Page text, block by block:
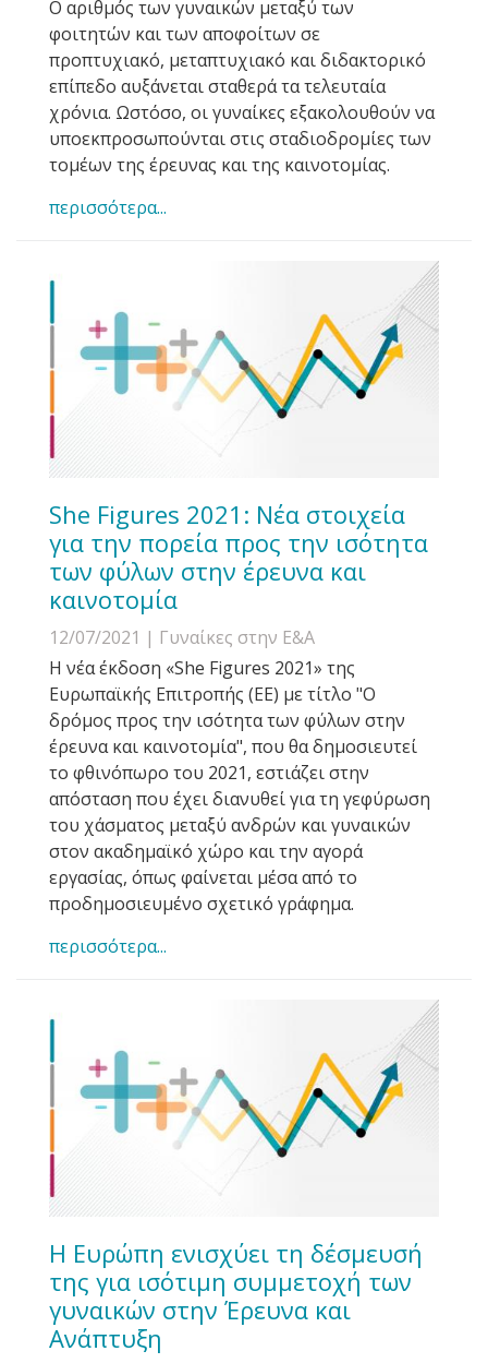
Ο αριθμός των γυναικών μεταξύ των
φοιτητών και των αποφοίτων σε
προπτυχιακό, μεταπτυχιακό και διδακτορικό
επίπεδο αυξάνεται σταθερά τα τελευταία
χρόνια. Ωστόσο, οι γυναίκες εξακολουθούν να
υποεκπροσωπούνται στις σταδιοδρομίες των
τομέων της έρευνας και της καινοτομίας.
περισσότερα...
She Figures 2021: Νέα στοιχεία
για την πορεία προς την ισότητα
των φύλων στην έρευνα και
καινοτομία
12/07/2021 | Γυναίκες στην Ε&Α
H νέα έκδοση «She Figures 2021» της
Ευρωπαϊκής Επιτροπής (ΕΕ) με τίτλο "Ο
δρόμος προς την ισότητα των φύλων στην
έρευνα και καινοτομία", που θα δημοσιευτεί
το φθινόπωρο του 2021, εστιάζει στην
απόσταση που έχει διανυθεί για τη γεφύρωση
του χάσματος μεταξύ ανδρών και γυναικών
στον ακαδημαϊκό χώρο και την αγορά
εργασίας, όπως φαίνεται μέσα από το
προδημοσιευμένο σχετικό γράφημα.
περισσότερα...
Η Ευρώπη ενισχύει τη δέσμευσή
της για ισότιμη συμμετοχή των
γυναικών στην Έρευνα και
Ανάπτυξη